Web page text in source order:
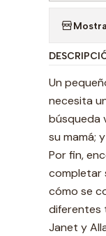
Un
necesita
búsqueda
su mamá;
Por fin,
completar
cómo se
diferentes
Janet y